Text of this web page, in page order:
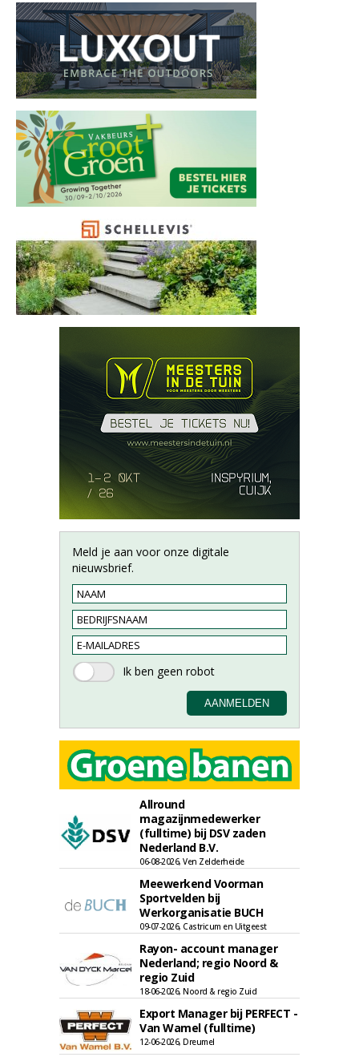
Meld je aan voor onze digitale
nieuwsbrief.
Allround
magazijnmedewerker
(fulltime) bij DSV zaden
Nederland B.V.
06-08-2026, Ven Zelderheide
Meewerkend Voorman
Sportvelden bij
Werkorganisatie BUCH
09-07-2026, Castricum en Uitgeest
Rayon- account manager
Nederland; regio Noord &
regio Zuid
18-06-2026, Noord & regio Zuid
Export Manager bij PERFECT -
Van Wamel (fulltime)
12-06-2026, Dreumel